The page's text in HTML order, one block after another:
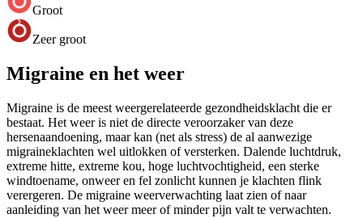
Groot
Zeer groot
Migraine en het weer
Migraine is de meest weergerelateerde gezondheidsklacht die er
bestaat. Het weer is niet de directe veroorzaker van deze
hersenaandoening, maar kan (net als stress) de al aanwezige
migraineklachten wel uitlokken of versterken. Dalende luchtdruk,
extreme hitte, extreme kou, hoge luchtvochtigheid, een sterke
windtoename, onweer en fel zonlicht kunnen je klachten flink
verergeren. De migraine weerverwachting laat zien of naar
aanleiding van het weer meer of minder pijn valt te verwachten.